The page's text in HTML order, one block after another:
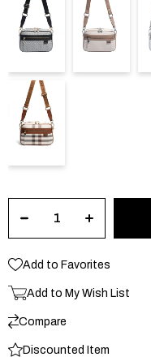
Add to Favorites
Add to My Wish List
Compare
Discounted Item